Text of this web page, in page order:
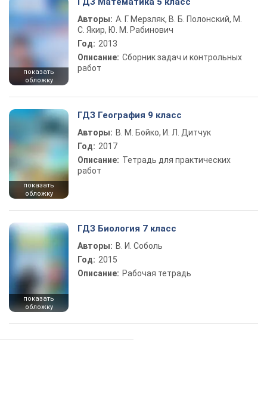
показать
обложку
Авторы: А. Г. Мерзляк, В. Б. Полонский, М.
С. Якир, Ю. М. Рабинович
Год: 2013
Описание: Сборник задач и контрольных
работ
показать
обложку
ГДЗ География 9 класс
Авторы: В. М. Бойко, И. Л. Дитчук
Год: 2017
Описание: Тетрадь для практических
работ
показать
обложку
ГДЗ Биология 7 класс
Авторы: В. И. Соболь
Год: 2015
Описание: Рабочая тетрадь